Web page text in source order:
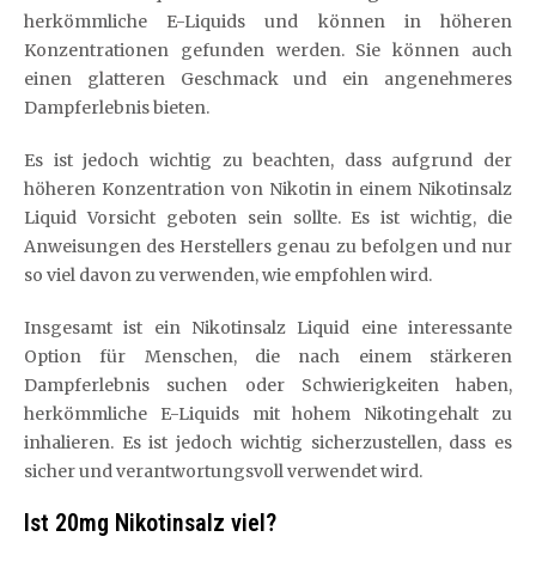
herkömmliche E-Liquids und können in höheren
Konzentrationen gefunden werden. Sie können auch
einen glatteren Geschmack und ein angenehmeres
Dampferlebnis bieten.
Es ist jedoch wichtig zu beachten, dass aufgrund der
höheren Konzentration von Nikotin in einem Nikotinsalz
Liquid Vorsicht geboten sein sollte. Es ist wichtig, die
Anweisungen des Herstellers genau zu befolgen und nur
so viel davon zu verwenden, wie empfohlen wird.
Insgesamt ist ein Nikotinsalz Liquid eine interessante
Option für Menschen, die nach einem stärkeren
Dampferlebnis suchen oder Schwierigkeiten haben,
herkömmliche E-Liquids mit hohem Nikotingehalt zu
inhalieren. Es ist jedoch wichtig sicherzustellen, dass es
sicher und verantwortungsvoll verwendet wird.
Ist 20mg Nikotinsalz viel?